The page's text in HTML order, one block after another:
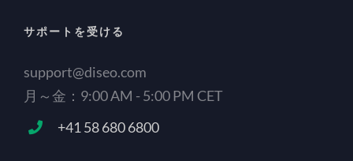
サポートを受ける
support@diseo.com
月～金：9:00 AM - 5:00 PM CET
+41 58 680 6800